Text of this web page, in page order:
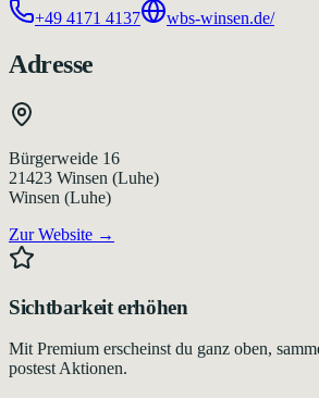
+49 4171 4137 wbs-winsen.de/
Adresse
Bürgerweide 16
21423 Winsen (Luhe)
Winsen (Luhe)
Zur Website →
Sichtbarkeit erhöhen
Mit Premium erscheinst du ganz oben,
postest Aktionen.